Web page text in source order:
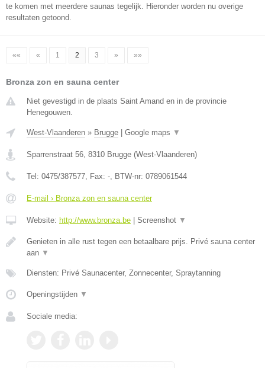
te komen met meerdere saunas tegelijk. Hieronder worden nu overige
resultaten getoond.
«« « 1 2 3 » »»
Bronza zon en sauna center
Niet gevestigd in de plaats Saint Amand en in de provincie
Henegouwen.
West-Vlaanderen » Brugge Google maps ▼
Sparrenstraat 56, 8310 Brugge (West-Vlaanderen)
Tel: 0475/387577, Fax: -, BTW-nr: 0789061544
E-mail › Bronza zon en sauna center
Website: http://www.bronza.be Screenshot ▼
Genieten in alle rust tegen een betaalbare prijs. Privé sauna center
aan ▼
Diensten: Privé Saunacenter, Zonnecenter, Spraytanning
Openingstijden ▼
Sociale media: